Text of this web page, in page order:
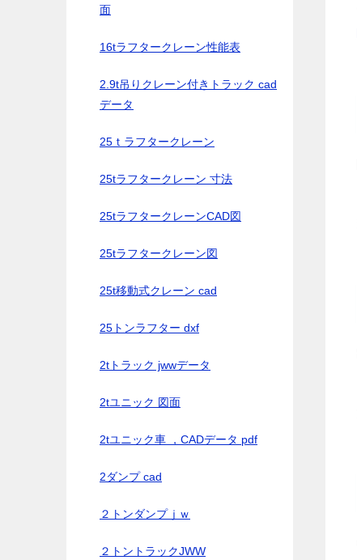
面
16tラフタークレーン性能表
2.9t吊りクレーン付きトラック cad
データ
25ｔラフタークレーン
25tラフタークレーン 寸法
25tラフタークレーンCAD図
25tラフタークレーン図
25t移動式クレーン cad
25トンラフター dxf
2tトラック jwwデータ
2tユニック 図面
2tユニック車 ，CADデータ pdf
2ダンプ cad
２トンダンプｊｗ
２トントラックJWW